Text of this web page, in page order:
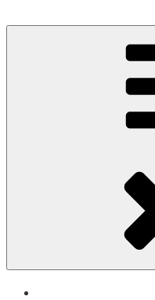
Wo die (Country-) Musik